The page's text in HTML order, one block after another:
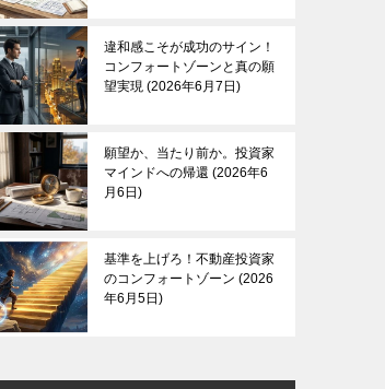
違和感こそが成功のサイン！
コンフォートゾーンと真の願
望実現 2026年6月7日
願望か、当たり前か。投資家
マインドへの帰還 2026年6
月6日
基準を上げろ！不動産投資家
のコンフォートゾーン 2026
年6月5日